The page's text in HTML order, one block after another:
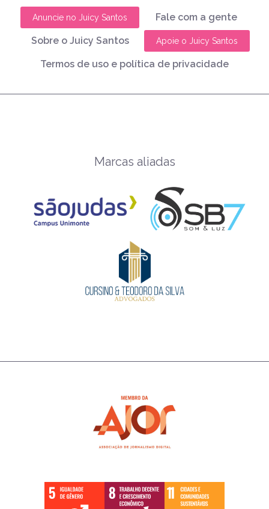
Anuncie no Juicy Santos Fale com a gente
Sobre o Juicy Santos Apoie o Juicy Santos
Termos de uso e política de privacidade
Marcas aliadas